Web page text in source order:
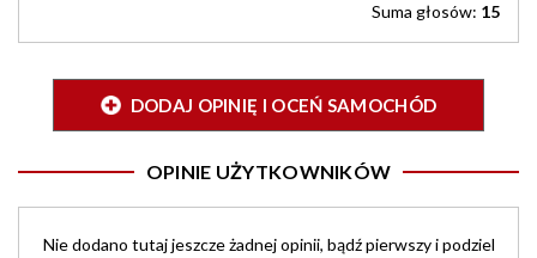
Suma głosów: 15
DODAJ OPINIĘ I OCEŃ SAMOCHÓD
OPINIE UŻYTKOWNIKÓW
Nie dodano tutaj jeszcze żadnej opinii, bądź pierwszy i podziel